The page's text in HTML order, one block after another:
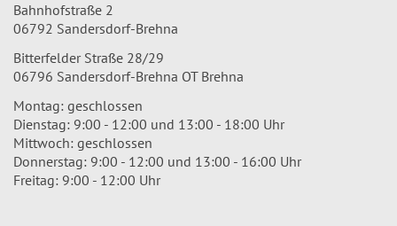
Bahnhofstraße 2
06792 Sandersdorf-Brehna
Bitterfelder Straße 28/29
06796 Sandersdorf-Brehna OT Brehna
Montag: geschlossen
Dienstag: 9:00 - 12:00 und 13:00 - 18:00 Uhr
Mittwoch: geschlossen
Donnerstag: 9:00 - 12:00 und 13:00 - 16:00 Uhr
Freitag: 9:00 - 12:00 Uhr